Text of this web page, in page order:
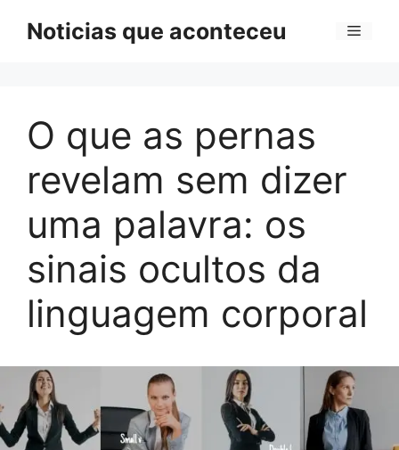
Noticias que aconteceu Menu
O que as pernas
revelam sem dizer
uma palavra: os
sinais ocultos da
linguagem corporal